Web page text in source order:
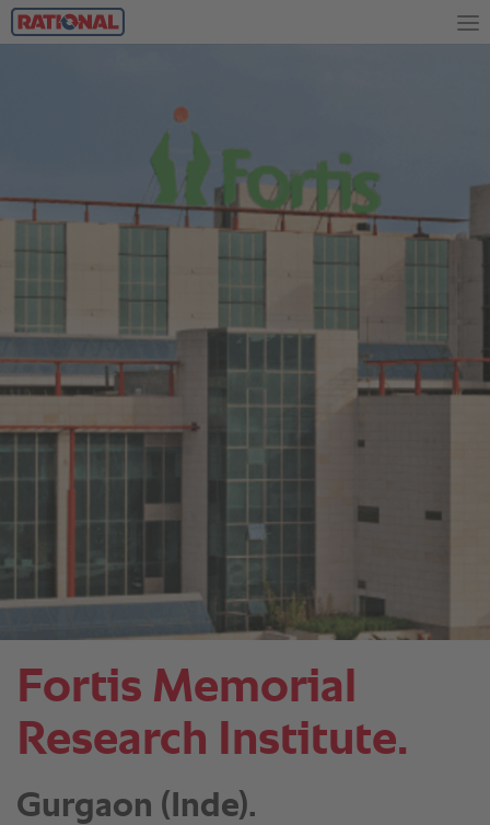
Fortis Memorial
Research Institute.
Gurgaon (Inde).